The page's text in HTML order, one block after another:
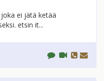
ei jätä ketää
etsin it...